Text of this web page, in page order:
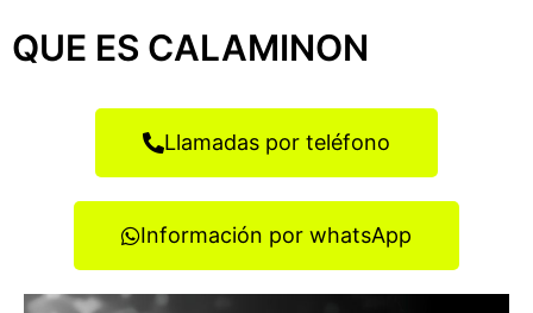
QUE ES CALAMINON
Llamadas por teléfono
Información por whatsApp